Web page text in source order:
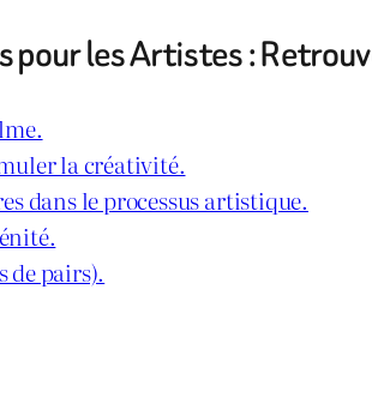
pour les Artistes :
la créativité.
dans le processus artistique.
de pairs).